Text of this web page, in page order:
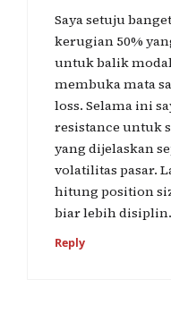
Saya setuju
kerugian 50%
untuk balik
membuka mata
loss. Selama ini
resistance untuk
yang dijelaskan
volatilitas pasar.
hitung position
biar lebih disiplin.
Reply